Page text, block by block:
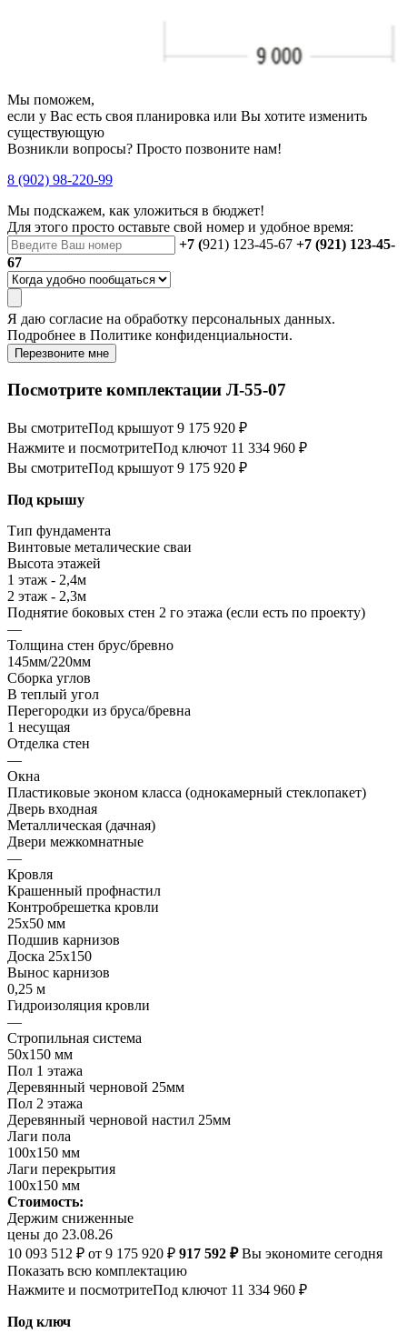
Мы поможем,
если у Вас есть своя планировка или Вы хотите изменить
существующую
Возникли вопросы? Просто позвоните нам!
8 (902) 98-220-99
Мы подскажем, как уложиться в бюджет!
Для этого просто оставьте свой номер и удобное время:
+7 (921) 123-45-67 +7 (921) 123-45-
67
Я даю согласие на обработку персональных данных.
Подробнее в Политике конфиденциальности.
Перезвоните мне
Посмотрите комплектации Л-55-07
Вы смотритеПод крышуот 9 175 920 ₽
Нажмите и посмотритеПод ключот 11 334 960 ₽
Вы смотритеПод крышуот 9 175 920 ₽
Под крышу
Тип фундамента
Винтовые металические сваи
Высота этажей
1 этаж - 2,4м
2 этаж - 2,3м
Поднятие боковых стен 2 го этажа (если есть по проекту)
—
Толщина стен брус/бревно
145мм/220мм
Сборка углов
В теплый угол
Перегородки из бруса/бревна
1 несущая
Отделка стен
—
Окна
Пластиковые эконом класса (однокамерный стеклопакет)
Дверь входная
Металлическая (дачная)
Двери межкомнатные
—
Кровля
Крашенный профнастил
Контробрешетка кровли
25х50 мм
Подшив карнизов
Доска 25х150
Вынос карнизов
0,25 м
Гидроизоляция кровли
—
Стропильная система
50х150 мм
Пол 1 этажа
Деревянный черновой 25мм
Пол 2 этажа
Деревянный черновой настил 25мм
Лаги пола
100х150 мм
Лаги перекрытия
100х150 мм
Стоимость:
Держим сниженные
цены до 23.08.26
10 093 512 ₽ от 9 175 920 ₽ 917 592 ₽Вы экономите сегодня
Показать всю комплектацию
Нажмите и посмотритеПод ключот 11 334 960 ₽
Под ключ